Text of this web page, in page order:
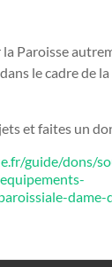
Paroisse
le cadre de
et faites un
guide/dons/